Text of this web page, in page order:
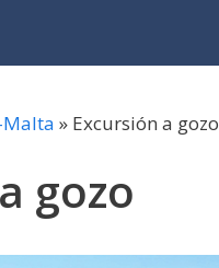
» Excursión a gozo
gozo